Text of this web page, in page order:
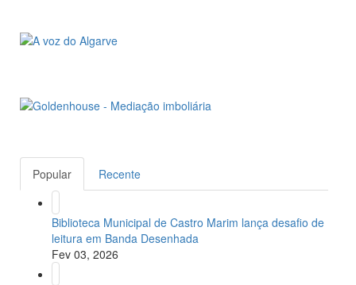
Popular Recente
Biblioteca Municipal de Castro Marim lança desafio de
leitura em Banda Desenhada
Fev 03, 2026